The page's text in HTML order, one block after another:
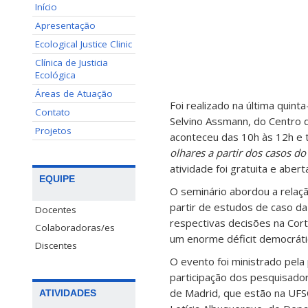
Início
Apresentação
Ecological Justice Clinic
Clínica de Justicia
Ecológica
Áreas de Atuação
Contato
Projetos
EQUIPE
Docentes
Colaboradoras/es
Discentes
ATIVIDADES
Foi realizado na última
Selvino Assmann, do Centro
aconteceu das 10h às 12h
olhares a partir dos casos
atividade foi gratuita e
O seminário abordou a
partir de estudos de caso
respectivas decisões na
um enorme déficit
O evento foi ministrado pela
participação dos
de Madrid, que estão na